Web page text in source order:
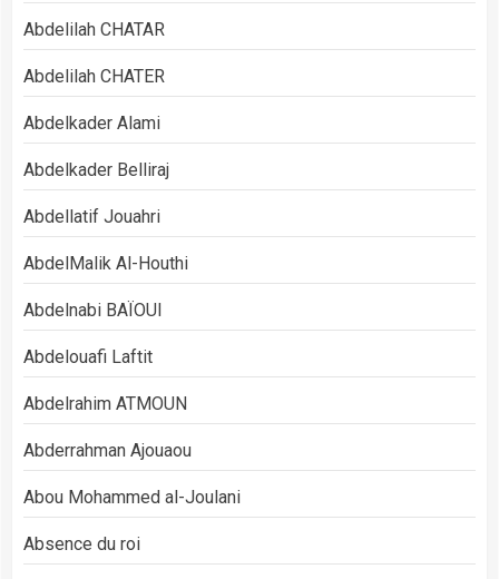
Abdelilah CHATAR
Abdelilah CHATER
Abdelkader Alami
Abdelkader Belliraj
Abdellatif Jouahri
AbdelMalik Al-Houthi
Abdelnabi BAÏOUI
Abdelouafi Laftit
Abdelrahim ATMOUN
Abderrahman Ajouaou
Abou Mohammed al-Joulani
Absence du roi